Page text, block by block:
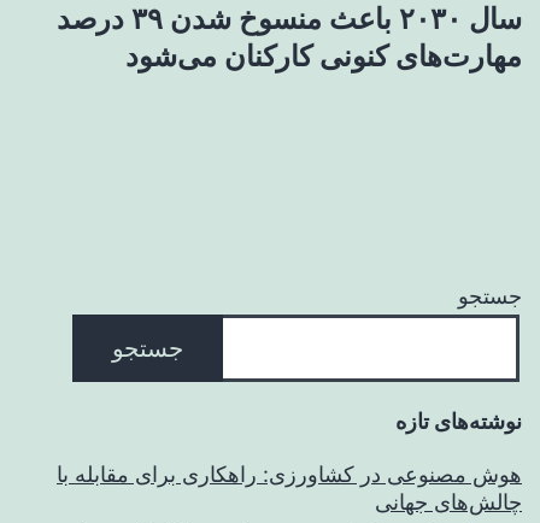
سال ۲۰۳۰ باعث منسوخ شدن ۳۹ درصد
مهارت‌های کنونی کارکنان می‌شود
جستجو
جستجو
نوشته‌های تازه
هوش مصنوعی در کشاورزی: راهکاری برای مقابله با
چالش‌های جهانی